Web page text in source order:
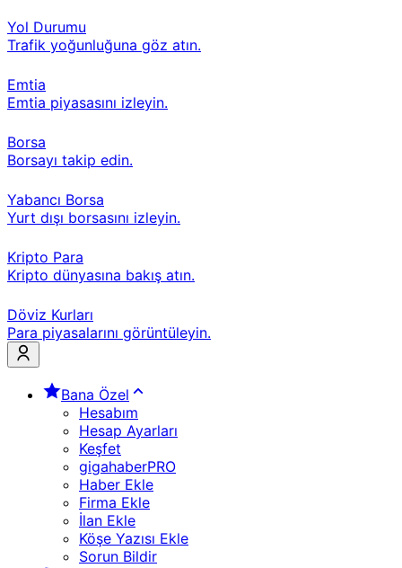
Yol Durumu
Trafik yoğunluğuna göz atın.
Emtia
Emtia piyasasını izleyin.
Borsa
Borsayı takip edin.
Yabancı Borsa
Yurt dışı borsasını izleyin.
Kripto Para
Kripto dünyasına bakış atın.
Döviz Kurları
Para piyasalarını görüntüleyin.
Bana Özel
Hesabım
Hesap Ayarları
Keşfet
gigahaberPRO
Haber Ekle
Firma Ekle
İlan Ekle
Köşe Yazısı Ekle
Sorun Bildir